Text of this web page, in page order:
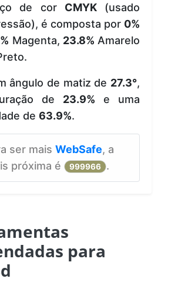
de cor CMYK(usado
é composta por 0%
Magenta, 23.8% Amarelo
ângulo de matiz de 27.3°,
de 23.9% e uma
de 63.9%.
ser mais WebSafe, a
próxima é
999966 .
para